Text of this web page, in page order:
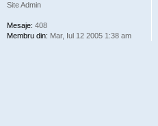
Site Admin
Mesaje: 408
Membru din: Mar, Iul 12 2005 1:38 am